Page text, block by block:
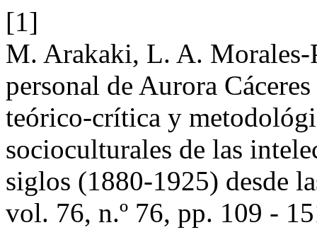
[1]
M. Arakaki, L. A. Morales-
personal de Aurora
teórico-crítica y
socioculturales de las
siglos (1880-1925) desde
vol. 76, n.º 76, pp. 109 -